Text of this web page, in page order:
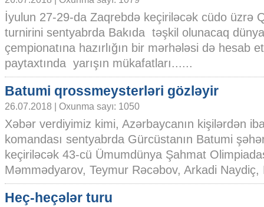
İyulun 27-29-da Zaqrebdə keçiriləcək cüdo üzrə
turnirini sentyabrda Bakıda təşkil olunacaq dünya
çempionatına hazırlığın bir mərhələsi də hesab
paytaxtında yarışın mükafatları......
Batumi qrossmeysterləri gözləyir
26.07.2018 | Oxunma sayı: 1050
Xəbər verdiyimiz kimi, Azərbaycanın kişilərdən
komandası sentyabrda Gürcüstanın Batumi
keçiriləcək 43-cü Ümumdünya Şahmat
Məmmədyarov, Teymur Rəcəbov, Arkadi
Heç-heçələr turu